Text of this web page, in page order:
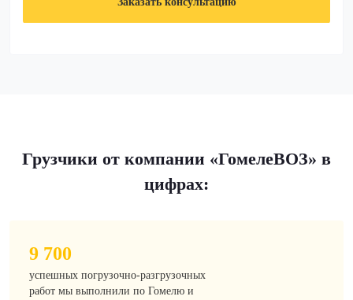
Грузчики от компании «ГомелеВОЗ» в
цифрах:
9 700
успешных погрузочно-разгрузочных
работ мы выполнили по Гомелю и